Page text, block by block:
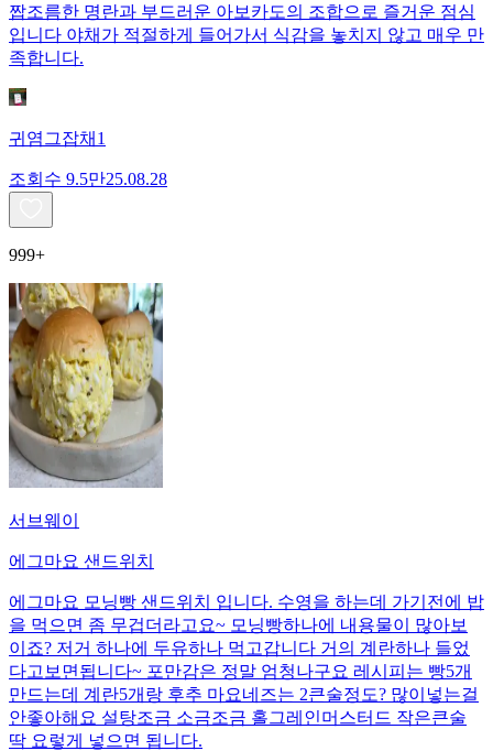
짭조름한 명란과 부드러운 아보카도의 조합으로 즐거운 점심
입니다 야채가 적절하게 들어가서 식감을 놓치지 않고 매우 만
족합니다.
귀염그잡채1
조회수 9.5만25.08.28
999+
서브웨이
에그마요 샌드위치
에그마요 모닝빵 샌드위치 입니다. 수영을 하는데 가기전에 밥
을 먹으면 좀 무겁더라고요~ 모닝빵하나에 내용물이 많아보
이죠? 저거 하나에 두유하나 먹고갑니다 거의 계란하나 들었
다고보면됩니다~ 포만감은 정말 엄청나구요 레시피는 빵5개
만드는데 계란5개랑 후추 마요네즈는 2큰술정도? 많이넣는걸
안좋아해요 설탕조금 소금조금 홀그레인머스터드 작은큰술
딱 요렇게 넣으면 됩니다.